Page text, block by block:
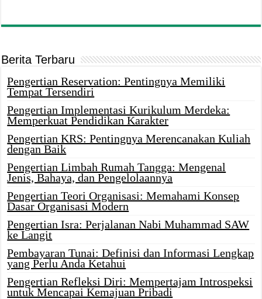
Berita Terbaru
Pengertian Reservation: Pentingnya Memiliki
Tempat Tersendiri
Pengertian Implementasi Kurikulum Merdeka:
Memperkuat Pendidikan Karakter
Pengertian KRS: Pentingnya Merencanakan Kuliah
dengan Baik
Pengertian Limbah Rumah Tangga: Mengenal
Jenis, Bahaya, dan Pengelolaannya
Pengertian Teori Organisasi: Memahami Konsep
Dasar Organisasi Modern
Pengertian Isra: Perjalanan Nabi Muhammad SAW
ke Langit
Pembayaran Tunai: Definisi dan Informasi Lengkap
yang Perlu Anda Ketahui
Pengertian Refleksi Diri: Mempertajam Introspeksi
untuk Mencapai Kemajuan Pribadi